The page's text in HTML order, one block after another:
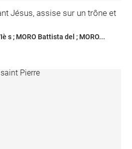
Jésus, assise sur un trône et
ANONYME ITALIEN fin XVIè s ; MORO Battista del ; MORO...